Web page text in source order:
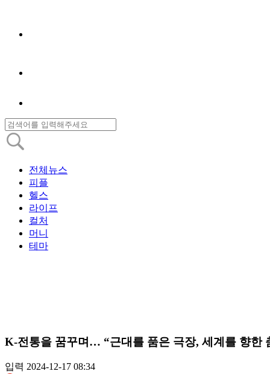
전체뉴스
피플
헬스
라이프
컬처
머니
테마
K-전통을 꿈꾸며… “근대를 품은 극장, 세계를 향한
입력 2024-12-17 08:34